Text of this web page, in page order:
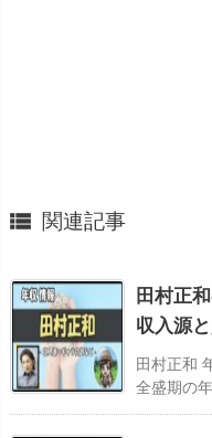
 関連記事
田村正
収入源
田村正和
全盛期の